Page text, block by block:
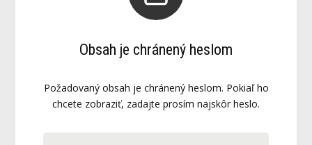
Obsah je chránený heslom
Požadovaný obsah je chránený heslom. Pokiaľ ho
chcete zobraziť, zadajte prosím najskôr heslo.